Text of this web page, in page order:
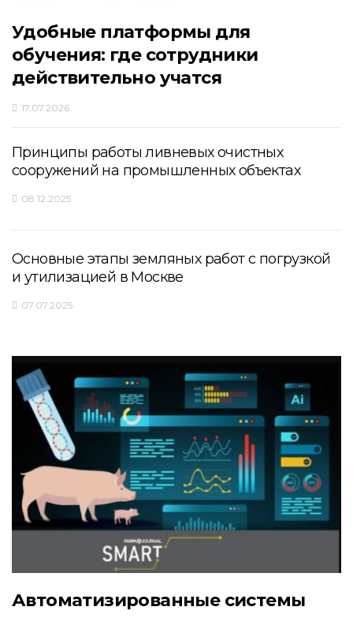
Удобные платформы для
обучения: где сотрудники
действительно учатся
17.07.2026
Принципы работы ливневых очистных
сооружений на промышленных объектах
08.12.2025
Основные этапы земляных работ с погрузкой
и утилизацией в Москве
07.07.2025
Автоматизированные системы